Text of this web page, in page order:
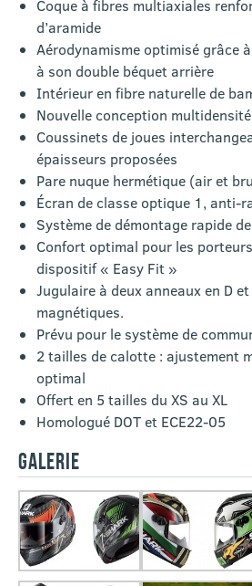
Coque à fibres multiaxiales
d’aramide
Aérodynamisme optimisé grâce
à son double béquet arrière
Intérieur en fibre naturelle de
Nouvelle conception
Coussinets de joues
épaisseurs proposées
Pare nuque hermétique (air et
Écran de classe optique 1, anti-
Système de démontage rapide de
Confort optimal pour les
dispositif « Easy Fit »
Jugulaire à deux anneaux en D
magnétiques.
Prévu pour le système de
2 tailles de calotte : ajustement
optimal
Offert en 5 tailles du XS au XL
Homologué DOT et ECE22-05
GALERIE